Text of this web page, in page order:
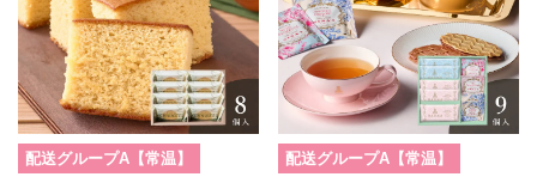
配送グループA【常温】
配送グループA【常温】